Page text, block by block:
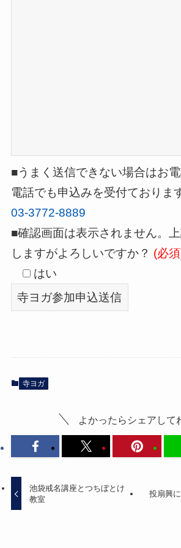
■うまく送信できない場合はお
電話でも申込みを受付ておりま
03-3772-8889
■確認画面は表示されません。
しますがよろしいですか？ (必
はい
寺ヨガ
よかったらシェアして
池袋戒名講座とつちぼとけ
教室
投扇興